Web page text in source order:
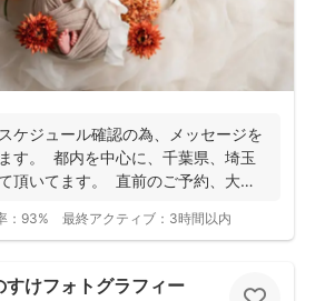
ケジュール確認の為、 メッセージを
す。 都内を中心に、千葉県、埼玉
頂いてます。 直前のご予約、大歓
： 93% 最終アクティブ： 3時間以内
すけフォトグラフィー